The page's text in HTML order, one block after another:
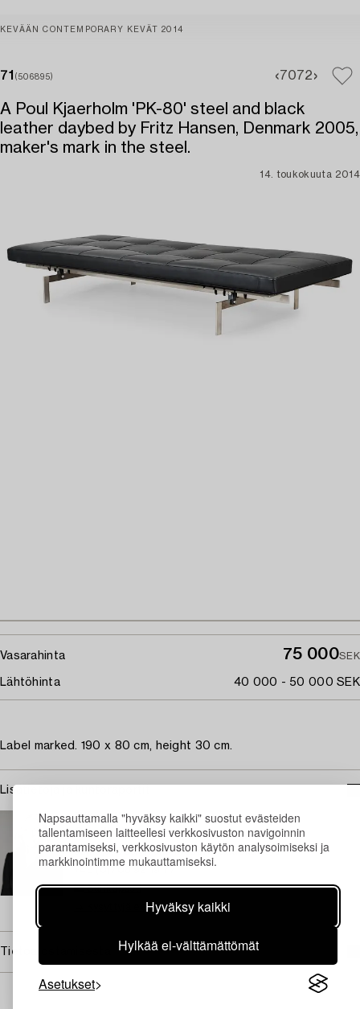
Napsauttamalla "hyväksy kaikki" suostut evästeiden
tallentamiseen laitteellesi verkkosivuston navigoinnin
parantamiseksi, verkkosivuston käytön analysoimiseksi ja
markkinointimme mukauttamiseksi.
Hyväksy kaikki
Hylkää ei-välttämättömät
Asetukset
KEVÄÄN CONTEMPORARY KEVÄT 2014
71 (506895) 7072
A Poul Kjaerholm 'PK-80' steel and black
leather daybed by Fritz Hansen, Denmark 2005,
maker's mark in the steel.
14. toukokuuta 2014
Vasarahinta 75 000SEK
Lähtöhinta 40 000 - 50 000 SEK
Label marked. 190 x 80 cm, height 30 cm.
Lisätietoja ja kuntoraportit
TUKHOLMA
Camilla Behrer
Johtaja, Design and Moderni taidekäsityö
Sähköposti
→ Kysyttyjä esineitä
Tietoa ostamisesta